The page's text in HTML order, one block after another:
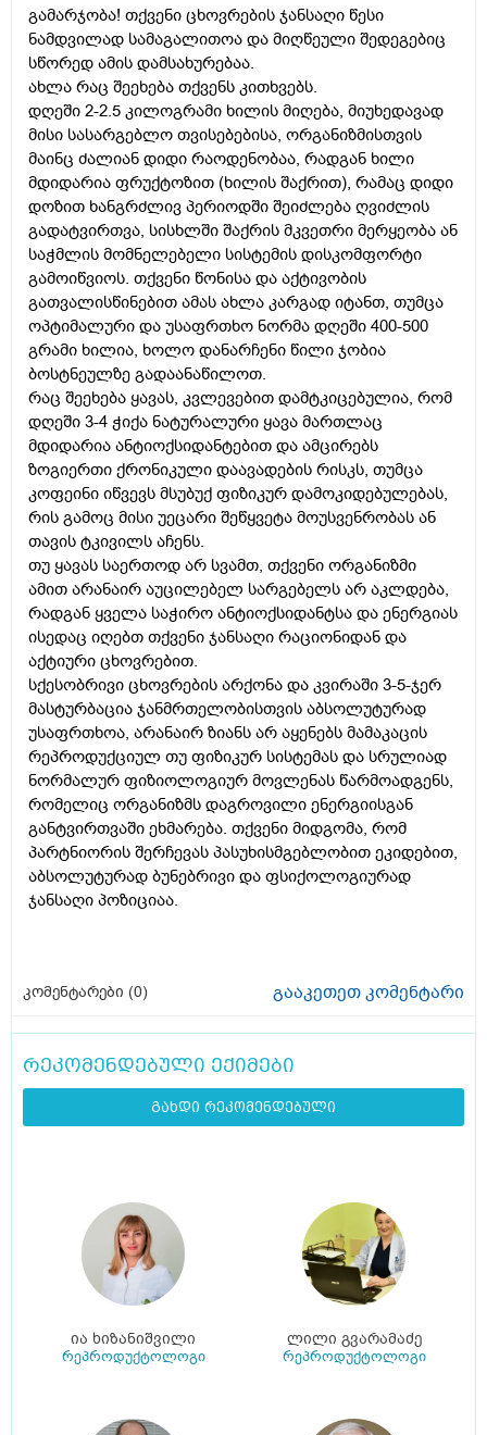
გამარჯობა! თქვენი ცხოვრების ჯანსაღი წესი
ნამდვილად სამაგალითოა და მიღწეული შედეგებიც
სწორედ ამის დამსახურებაა.
ახლა რაც შეეხება თქვენს კითხვებს.
დღეში 2-2.5 კილოგრამი ხილის მიღება, მიუხედავად
მისი სასარგებლო თვისებებისა, ორგანიზმისთვის
მაინც ძალიან დიდი რაოდენობაა, რადგან ხილი
მდიდარია ფრუქტოზით (ხილის შაქრით), რამაც დიდი
დოზით ხანგრძლივ პერიოდში შეიძლება ღვიძლის
გადატვირთვა, სისხლში შაქრის მკვეთრი მერყეობა ან
საჭმლის მომნელებელი სისტემის დისკომფორტი
გამოიწვიოს. თქვენი წონისა და აქტივობის
გათვალისწინებით ამას ახლა კარგად იტანთ, თუმცა
ოპტიმალური და უსაფრთხო ნორმა დღეში 400-500
გრამი ხილია, ხოლო დანარჩენი წილი ჯობია
ბოსტნეულზე გადაანაწილოთ.
რაც შეეხება ყავას, კვლევებით დამტკიცებულია, რომ
დღეში 3-4 ჭიქა ნატურალური ყავა მართლაც
მდიდარია ანტიოქსიდანტებით და ამცირებს
ზოგიერთი ქრონიკული დაავადების რისკს, თუმცა
კოფეინი იწვევს მსუბუქ ფიზიკურ დამოკიდებულებას,
რის გამოც მისი უეცარი შეწყვეტა მოუსვენრობას ან
თავის ტკივილს აჩენს.
თუ ყავას საერთოდ არ სვამთ, თქვენი ორგანიზმი
ამით არანაირ აუცილებელ სარგებელს არ აკლდება,
რადგან ყველა საჭირო ანტიოქსიდანტსა და ენერგიას
ისედაც იღებთ თქვენი ჯანსაღი რაციონიდან და
აქტიური ცხოვრებით.
სქესობრივი ცხოვრების არქონა და კვირაში 3-5-ჯერ
მასტურბაცია ჯანმრთელობისთვის აბსოლუტურად
უსაფრთხოა, არანაირ ზიანს არ აყენებს მამაკაცის
რეპროდუქციულ თუ ფიზიკურ სისტემას და სრულიად
ნორმალურ ფიზიოლოგიურ მოვლენას წარმოადგენს,
რომელიც ორგანიზმს დაგროვილი ენერგიისგან
განტვირთვაში ეხმარება. თქვენი მიდგომა, რომ
პარტნიორის შერჩევას პასუხისმგებლობით ეკიდებით,
აბსოლუტურად ბუნებრივი და ფსიქოლოგიურად
ჯანსაღი პოზიციაა.
კომენტარები (0) გააკეთეთ კომენტარი
რეკომენდებული ექიმები
გახდი რეკომენდებული
ია ხიზანიშვილი
რეპროდუქტოლოგი
ლილი გვარამაძე
რეპროდუქტოლოგი